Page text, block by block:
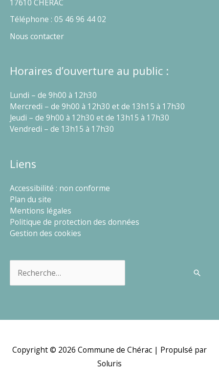
17610 CHÉRAC
Téléphone : 05 46 96 44 02
Nous contacter
Horaires d’ouverture au public :
Lundi – de 9h00 à 12h30
Mercredi – de 9h00 à 12h30 et de 13h15 à 17h30
Jeudi – de 9h00 à 12h30 et de 13h15 à 17h30
Vendredi – de 13h15 à 17h30
Liens
Accessibilité : non conforme
Plan du site
Mentions légales
Politique de protection des données
Gestion des cookies
Copyright © 2026 Commune de Chérac | Propulsé par
Soluris